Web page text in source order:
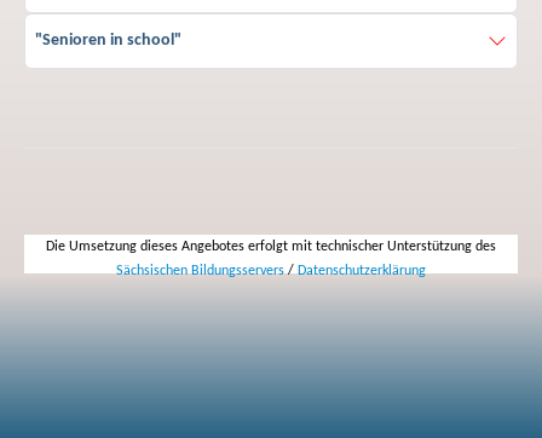
"Senioren in school"
Die Umsetzung dieses Angebotes erfolgt mit technischer Unterstützung des
Sächsischen Bildungsservers/Datenschutzerklärung